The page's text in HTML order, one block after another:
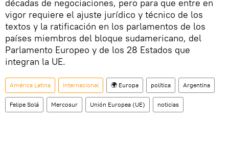
décadas de negociaciones, pero para que entre en
vigor requiere el ajuste jurídico y técnico de los
textos y la ratificación en los parlamentos de los
países miembros del bloque sudamericano, del
Parlamento Europeo y de los 28 Estados que
integran la UE.
América Latina Internacional 🌍 Europa política Argentina
Felipe Solá Mercosur Unión Europea (UE) noticias